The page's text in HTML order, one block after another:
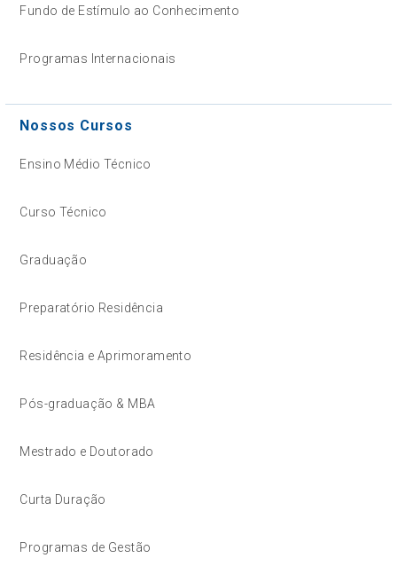
Fundo de Estímulo ao Conhecimento
Programas Internacionais
Nossos Cursos
Ensino Médio Técnico
Curso Técnico
Graduação
Preparatório Residência
Residência e Aprimoramento
Pós-graduação & MBA
Mestrado e Doutorado
Curta Duração
Programas de Gestão